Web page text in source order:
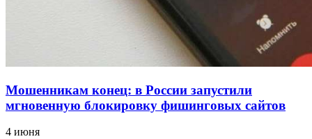
Мошенникам конец: в России запустили
мгновенную блокировку фишинговых сайтов
4 июня